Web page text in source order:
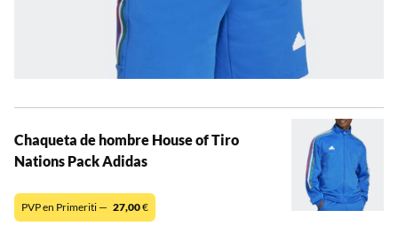
Chaqueta de hombre House of Tiro
Nations Pack Adidas
PVP en Primeriti — 27,00€